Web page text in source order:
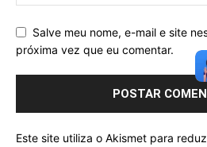
Salve meu nome, e-mail e site
próxima vez que eu comentar.
Este site utiliza o Akismet para